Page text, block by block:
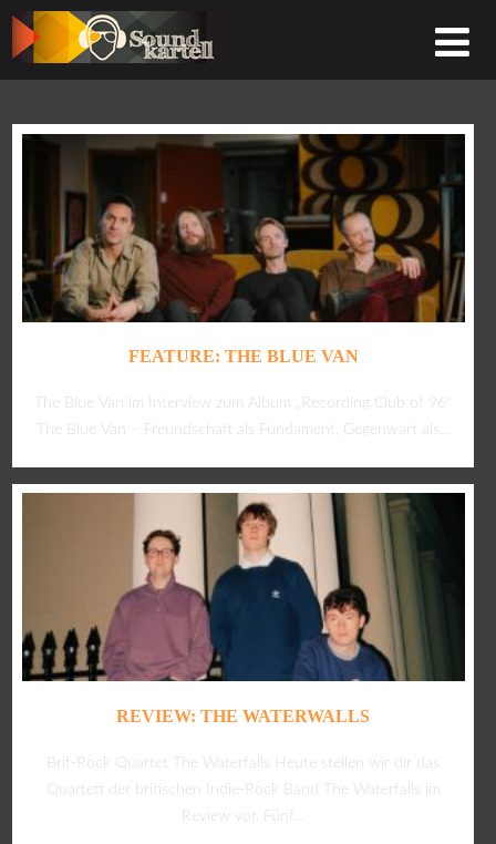
FEATURE: THE BLUE VAN
The Blue Van im Interview zum Album „Recording Club of 96“
The Blue Van – Freundschaft als Fundament, Gegenwart als...
REVIEW: THE WATERWALLS
Brit-Rock Quartet The Waterfalls Heute stellen wir dir das
Quartett der britischen Indie-Rock Band The Waterfalls im
Review vor. Fünf...